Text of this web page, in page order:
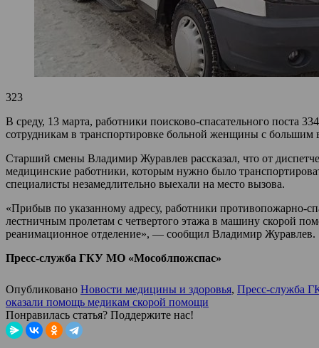
323
В среду, 13 марта, работники поисково-спасательного
сотрудникам в транспортировке больной женщины с
Старший смены Владимир Журавлев рассказал, что от
медицинские работники, которым нужно было
специалисты незамедлительно выехали на место вызова.
«Прибыв по указанному адресу, работники противопожарно-
лестничным пролетам с четвертого этажа в машину скорой
реанимационное отделение», — сообщил Владимир Журавлев.
Пресс-служба ГКУ МО «Мособлпожспас»
Опубликовано Новости медицины и здоровья, Пресс-служба
оказали помощь медикам скорой помощи
Понравилась статья? Поддержите нас!